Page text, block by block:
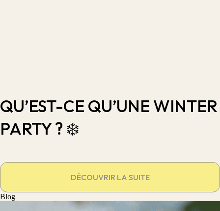
QU’EST-CE QU’UNE WINTER
PARTY ? ❄️
DÉCOUVRIR LA SUITE
Blog